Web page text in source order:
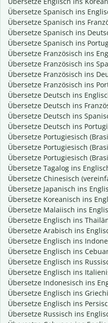
Übersetze Spanisch ins
Übersetze Spanisch ins
Übersetze Spanisch ins
Übersetze Spanisch ins
Übersetze Französisch ins
Übersetze Französisch ins
Übersetze Französisch ins
Übersetze Französisch ins
Übersetze Deutsch ins
Übersetze Deutsch ins
Übersetze Deutsch ins
Übersetze Deutsch ins
Übersetze Portugiesisch
Übersetze Portugiesisch
Übersetze Portugiesisch
Übersetze Tagalog ins
Übersetze Chinesisch
Übersetze Japanisch ins
Übersetze Koreanisch ins
Übersetze Malaiisch ins
Übersetze Englisch ins
Übersetze Arabisch ins
Übersetze Englisch ins
Übersetze Englisch ins
Übersetze Englisch ins
Übersetze Englisch ins
Übersetze Indonesisch ins
Übersetze Englisch ins
Übersetze Englisch ins
Übersetze Russisch ins